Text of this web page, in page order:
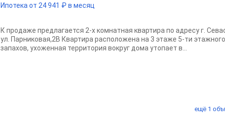
Ипотека от 24 941 ₽ в месяц
К продаже предлагается 2-х комнатная квартира по адресу г.
ул. Парниковая,2В Квартира расположена на 3 этаже 5-ти
запахов, ухоженная территория вокруг дома утопает в...
ещё 1